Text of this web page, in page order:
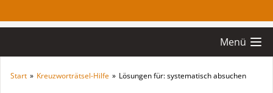
Menü
Start » Kreuzworträtsel-Hilfe » Lösungen für: systematisch absuchen